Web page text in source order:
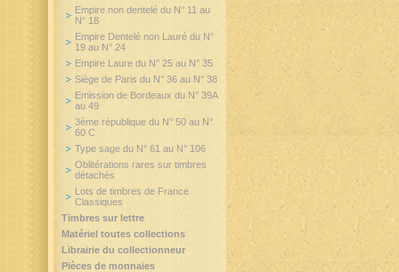
Empire non dentelé du N° 11 au
N° 18
Empire Dentelé non Lauré du N°
19 au N° 24
Empire Laure du N° 25 au N° 35
Siège de Paris du N° 36 au N° 38
Emission de Bordeaux du N° 39A
au 49
3ème république du N° 50 au N°
60 C
Type sage du N° 61 au N° 106
Oblitérations rares sur timbres
détachés
Lots de timbres de France
Classiques
Timbres sur lettre
Matériel toutes collections
Librairie du collectionneur
Pièces de monnaies